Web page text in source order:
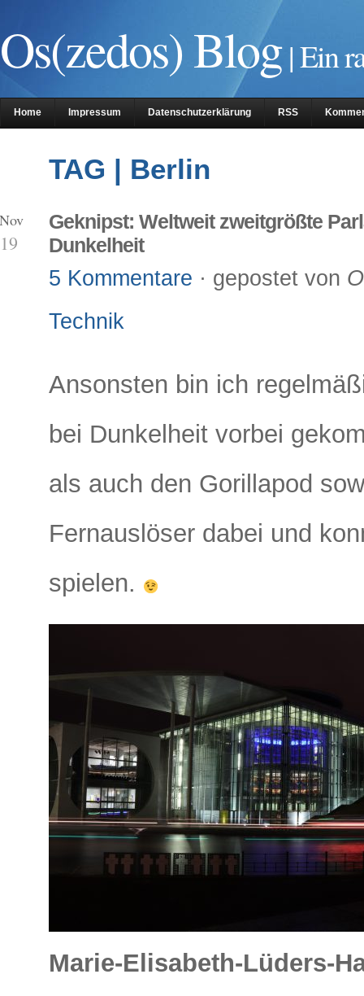
Os(zedos) Blog| Ein
Home Impressum Datenschutzerklärung RSS
TAG | Berlin
Geknipst: Weltweit zweitgrößte
Dunkelheit
5 Kommentare · gepostet von
Technik
Ansonsten bin ich
bei Dunkelheit vorbei
als auch den Gorillapod
Fernauslöser dabei und
spielen.
Marie-Elisabeth-Lüders-